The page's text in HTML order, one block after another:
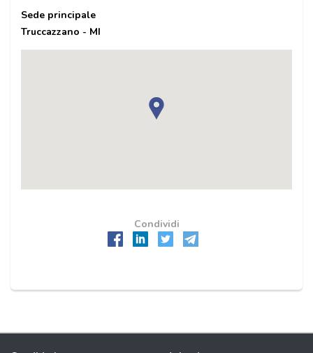
Sede principale
Truccazzano - MI
Condividi